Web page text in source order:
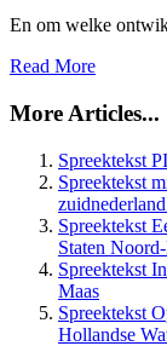
En om welke
Read More
More Articles...
Spreektekst
Spreektekst
Spreektekst
Staten
Spreektekst
Maas
Spreektekst
Hollandse